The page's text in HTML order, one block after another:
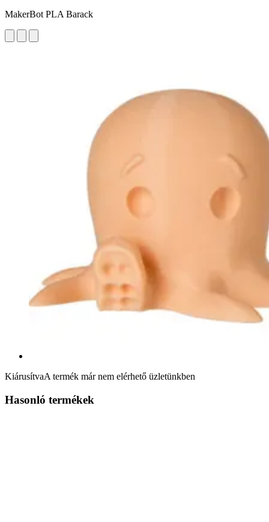
MakerBot PLA Barack
KiárusítvaA termék már nem elérhető üzletünkben
Hasonló termékek